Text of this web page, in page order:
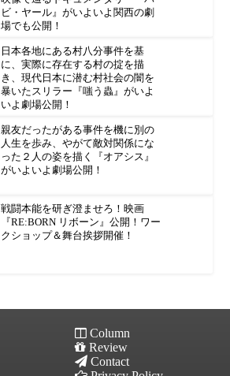
ビ・ヤール』がいよいよ関西の劇
場でも公開！
日本各地にある村八分事件を基
に、実際に存在する村の掟を描
き、現代日本に潜む村社会の闇を
暴いたスリラー『嗤う蟲』がいよ
いよ劇場公開！
親友だったがある事件を機に別の
人生を歩み、やがて敵対関係にな
った２人の姿を描く『オアシス』
がいよいよ劇場公開！
戦闘本能を研ぎ澄ませろ！映画
『RE:BORN リボーン』公開！ワー
クショップ＆舞台挨拶開催！
Column
Review
Contact